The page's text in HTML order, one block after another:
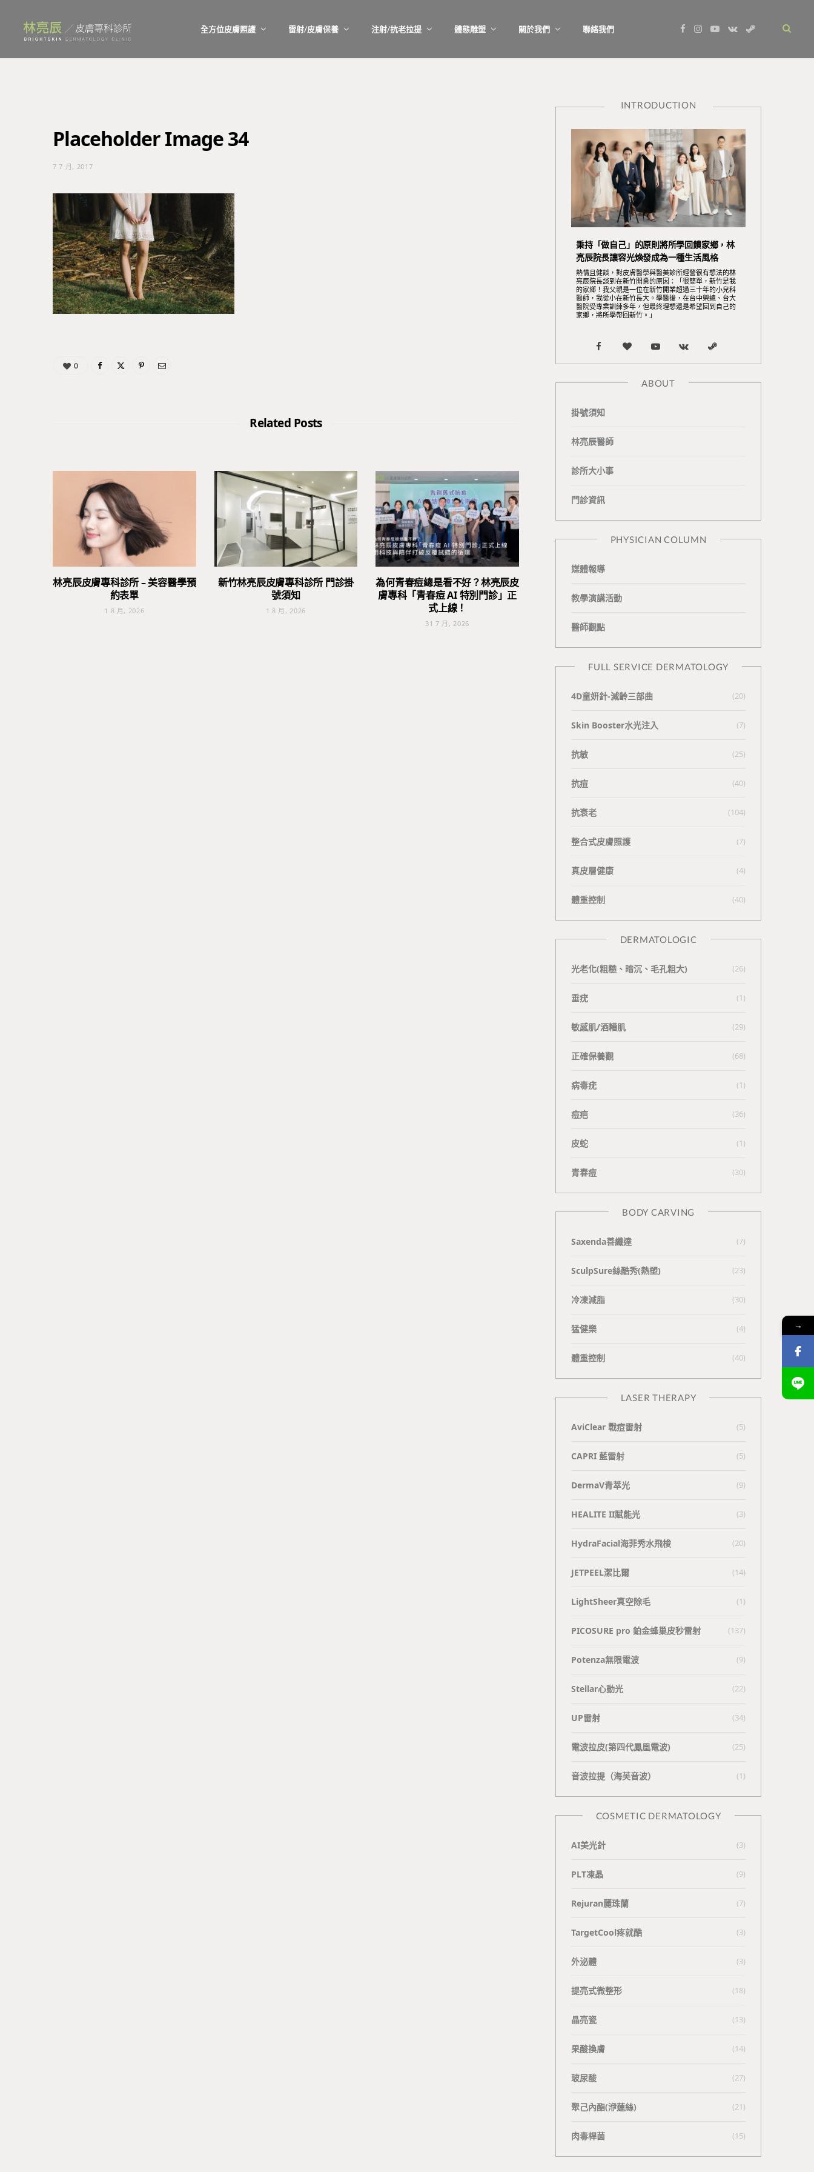
全方位皮膚照護 雷射/皮膚保養 注射/抗老拉提 體態雕塑 關於我們 聯絡我們
I
Y
V
S
Placeholder Image 34
7 7 月, 2017
0
Related Posts
林亮辰皮膚專科診所 – 美容醫學預
約表單
1 8 月, 2026
新竹林亮辰皮膚專科診所 門診掛
號須知
1 8 月, 2026
為何青春痘總是看不好？林亮辰皮
膚專科「青春痘 AI 特別門診」正
式上線！
31 7 月, 2026
INTRODUCTION
秉持「做自己」的原則將所學回饋家鄉，林
亮辰院長讓容光煥發成為一種生活風格
熱情且健談，對皮膚醫學與醫美診所經營很有想法的林
亮辰院長談到在新竹開業的原因：「很簡單，新竹是我
的家鄉！我父親是一位在新竹開業超過三十年的小兒科
醫師，我從小在新竹長大。學醫後，在台中榮總、台大
醫院受專業訓練多年，但最終理想還是希望回到自己的
家鄉，將所學帶回新竹。」
F
a
e
b
k
B
l
n
Y
o
u
V
K
e
S
t
ABOUT
掛號須知
林亮辰醫師
診所大小事
門診資訊
PHYSICIAN COLUMN
媒體報導
教學演講活動
醫師觀點
FULL SERVICE DERMATOLOGY
4D童妍針-減齡三部曲 (20)
Skin Booster水光注入 (7)
抗敏 (25)
抗痘 (40)
抗衰老 (104)
整合式皮膚照護 (7)
真皮層健康 (4)
體重控制 (40)
DERMATOLOGIC
光老化(粗糙、暗沉、毛孔粗大) (26)
垂疣 (1)
敏感肌/酒糟肌 (29)
正確保養觀 (68)
病毒疣 (1)
痘疤 (36)
皮蛇 (1)
青春痘 (30)
BODY CARVING
Saxenda善纖達 (7)
SculpSure絲酷秀(熱塑) (23)
冷凍減脂 (30)
猛健樂 (4)
體重控制 (40)
LASER THERAPY
AviClear 戰痘雷射 (5)
CAPRI 藍雷射 (5)
DermaV青萃光 (9)
HEALITE II賦能光 (3)
HydraFacial海菲秀水飛梭 (20)
JETPEEL潔比爾 (14)
LightSheer真空除毛 (1)
PICOSURE pro 鉑金蜂巢皮秒雷射 (137)
Potenza無限電波 (9)
Stellar心動光 (22)
UP雷射 (34)
電波拉皮(第四代鳳凰電波) (25)
⾳波拉提（海芙⾳波） (1)
COSMETIC DERMATOLOGY
AI美光針 (3)
PLT凍晶 (9)
Rejuran麗珠蘭 (7)
TargetCool疼就酷 (3)
外泌體 (3)
提亮式微整形 (18)
晶亮瓷 (13)
果酸換膚 (14)
玻尿酸 (27)
聚己內酯(洢蓮絲) (21)
肉毒桿菌 (15)
→